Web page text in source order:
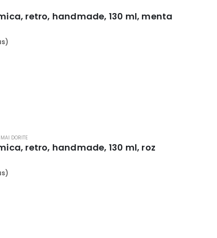
retro, handmade, 130 ml, menta
MAI DORITE
retro, handmade, 130 ml, roz